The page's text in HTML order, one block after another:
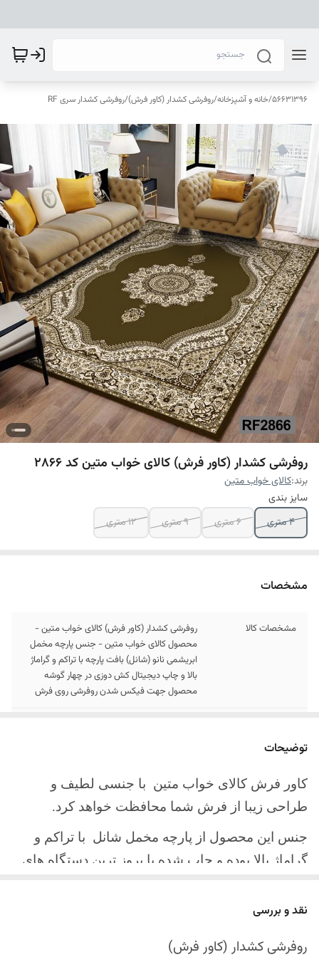
56631396
/خانه و آشپزخانه/روفرشی کشدار (کاور فرش)/روفرشی کشدار سری RF
روفرشی کشدار (کاور فرش) کالای خواب متین کد 2866
برند:کالای خواب متین
سایز بندی
4 متری
6 متری 9 متری 12 متری
مشخصات
مشخصات کالا
روفرشی کشدار (کاور فرش) کالای خواب متین -
محصول کالای خواب متین - جنس پارچه مخمل
ابریشمی نانو (شانل) بافت پارچه با تراکم و گراماژ
بالا و چاپ دیجیتال کش دوزی در چهار گوشه
محصول جهت فیکس شدن روفرشی روی فرش
آینده
توضیحات
کاور فرش کالای خواب متین با جنسی لطیف و
طراحی زیبا از فرش شما محافظت خواهد کرد.
جنس این محصول از پارچه مخمل شانل با تراکم و
گراماژ بالا بوده و چاپ شده با بروز ترین دستگاه های
چهار گوشه این محصول با کش باکیفیت دوخته‌شده
نقد و بررسی
روفرشی کشدار (کاور فرش)